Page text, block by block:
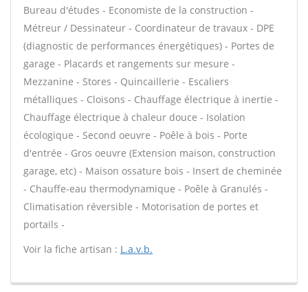
Bureau d'études - Economiste de la construction -
Métreur / Dessinateur - Coordinateur de travaux - DPE
(diagnostic de performances énergétiques) - Portes de
garage - Placards et rangements sur mesure -
Mezzanine - Stores - Quincaillerie - Escaliers
métalliques - Cloisons - Chauffage électrique à inertie -
Chauffage électrique à chaleur douce - Isolation
écologique - Second oeuvre - Poêle à bois - Porte
d'entrée - Gros oeuvre (Extension maison, construction
garage, etc) - Maison ossature bois - Insert de cheminée
- Chauffe-eau thermodynamique - Poêle à Granulés -
Climatisation réversible - Motorisation de portes et
portails -
Voir la fiche artisan : L.a.v.b.